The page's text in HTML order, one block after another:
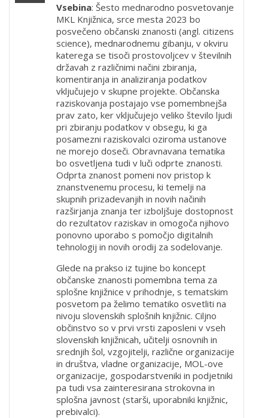
Vsebina: Šesto mednarodno posvetovanje
MKL Knjižnica, srce mesta 2023 bo
posvečeno občanski znanosti (angl. citizens
science), mednarodnemu gibanju, v okviru
katerega se tisoči prostovoljcev v številnih
državah z različnimi načini zbiranja,
komentiranja in analiziranja podatkov
vključujejo v skupne projekte. Občanska
raziskovanja postajajo vse pomembnejša
prav zato, ker vključujejo veliko število ljudi
pri zbiranju podatkov v obsegu, ki ga
posamezni raziskovalci oziroma ustanove
ne morejo doseči. Obravnavana tematika
bo osvetljena tudi v luči odprte znanosti.
Odprta znanost pomeni nov pristop k
znanstvenemu procesu, ki temelji na
skupnih prizadevanjih in novih načinih
razširjanja znanja ter izboljšuje dostopnost
do rezultatov raziskav in omogoča njihovo
ponovno uporabo s pomočjo digitalnih
tehnologij in novih orodij za sodelovanje.
Glede na prakso iz tujine bo koncept
občanske znanosti pomembna tema za
splošne knjižnice v prihodnje, s tematskim
posvetom pa želimo tematiko osvetliti na
nivoju slovenskih splošnih knjižnic. Ciljno
občinstvo so v prvi vrsti zaposleni v vseh
slovenskih knjižnicah, učitelji osnovnih in
srednjih šol, vzgojitelji, različne organizacije
in društva, vladne organizacije, MOL-ove
organizacije, gospodarstveniki in podjetniki
pa tudi vsa zainteresirana strokovna in
splošna javnost (starši, uporabniki knjižnic,
prebivalci).